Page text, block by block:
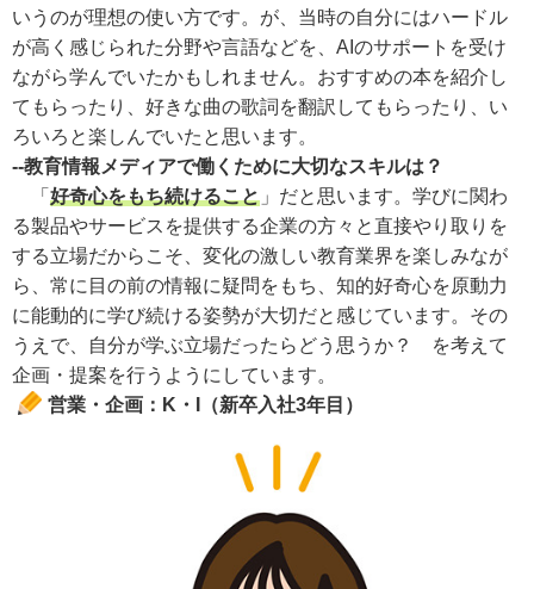
いうのが理想の使い方です。が、当時の自分にはハードル
が高く感じられた分野や言語などを、AIのサポートを受け
ながら学んでいたかもしれません。おすすめの本を紹介し
てもらったり、好きな曲の歌詞を翻訳してもらったり、い
ろいろと楽しんでいたと思います。
--教育情報メディアで働くために大切なスキルは？
「 好奇心をもち続けること 」だと思います。学びに関わ
る製品やサービスを提供する企業の方々と直接やり取りを
する立場だからこそ、変化の激しい教育業界を楽しみなが
ら、常に目の前の情報に疑問をもち、知的好奇心を原動力
に能動的に学び続ける姿勢が大切だと感じています。その
うえで、自分が学ぶ立場だったらどう思うか？ を考えて
企画・提案を行うようにしています。
営業・企画：K・I（新卒入社3年目）